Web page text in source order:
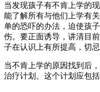
当发现孩子有不肯上学的
能了解所有与他们上学有
单的恐吓的办法，迫使孩
伤。要正面诱导，讲清目
子在认识上有所提高，切
当不肯上学的原因找到后
治疗计划。这个计划应包括